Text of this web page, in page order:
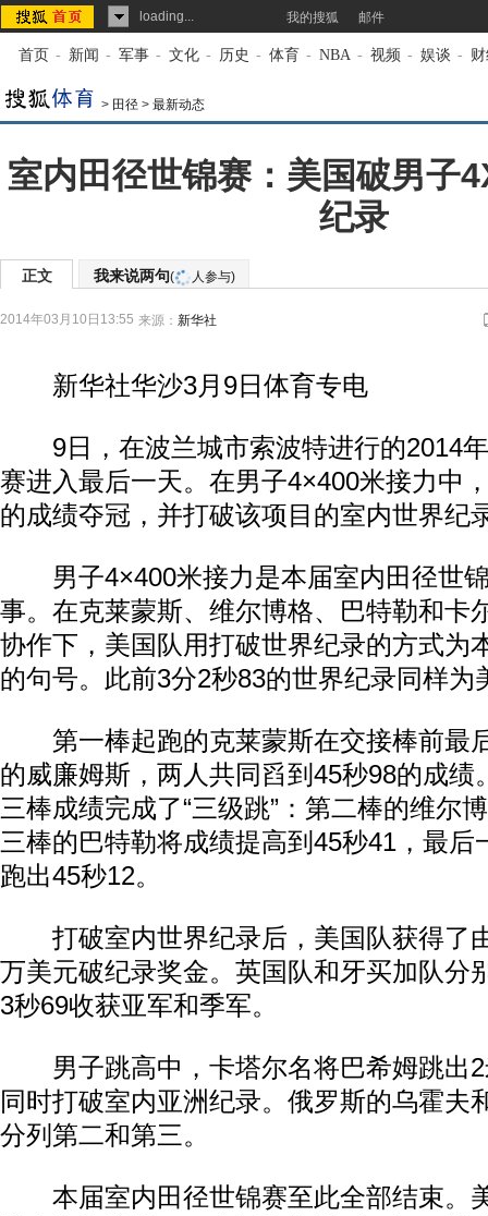
loading... 我的搜狐 邮件
首页 - 新闻 - 军事 - 文化 - 历史 - 体育 - NBA - 视频 - 娱谈 -
> 田径 > 最新动态
室内田径世锦赛：美国破男子
纪录
正文 我来说两句( 人参与)
2014年03月10日13:55 来源： 新华社
新华社华沙3月9日体育专电
9日，在波兰城市索波特进行的2014年
赛进入最后一天。在男子4×400米接力中
的成绩夺冠，并打破该项目的室内世界纪
男子4×400米接力是本届室内田径世
事。在克莱蒙斯、维尔博格、巴特勒和卡
协作下，美国队用打破世界纪录的方式为
的句号。此前3分2秒83的世界纪录同样为
第一棒起跑的克莱蒙斯在交接棒前最
的威廉姆斯，两人共同舀到45秒98的成绩
三棒成绩完成了“三级跳”：第二棒的维尔
三棒的巴特勒将成绩提高到45秒41，最后
跑出45秒12。
打破室内世界纪录后，美国队获得了
万美元破纪录奖金。英国队和牙买加队分
3秒69收获亚军和季军。
男子跳高中，卡塔尔名将巴希姆跳出2
同时打破室内亚洲纪录。俄罗斯的乌霍夫
分列第二和第三。
本届室内田径世锦赛至此全部结束。